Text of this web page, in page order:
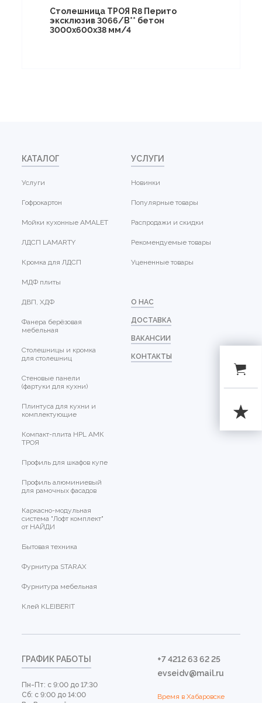
Столешница ТРОЯ R8 Перито
эксклюзив 3066/B** бетон
3000х600х38 мм/4
КАТАЛОГ
Услуги
Гофрокартон
Мойки кухонные AMALET
ЛДСП LAMARTY
Кромка для ЛДСП
МДФ плиты
ДВП, ХДФ
Фанера берёзовая
мебельная
Столешницы и кромка
для столешниц
Стеновые панели
(фартуки для кухни)
Плинтуса для кухни и
комплектующие
Компакт-плита HPL АМК
ТРОЯ
Профиль для шкафов купе
Профиль алюминиевый
для рамочных фасадов
Каркасно-модульная
система "Лофт комплект"
от НАЙДИ
Бытовая техника
Фурнитура STARAX
Фурнитура мебельная
Клей KLEIBERIT
УСЛУГИ
Новинки
Популярные товары
Распродажи и скидки
Рекомендуемые товары
Уцененные товары
О НАС
ДОСТАВКА
ВАКАНСИИ
КОНТАКТЫ
ГРАФИК РАБОТЫ
Пн-Пт: с 9:00 до 17:30
Сб: с 9:00 до 14:00
+7 4212 63 62 25
evseidv@mail.ru
Время в Хабаровске